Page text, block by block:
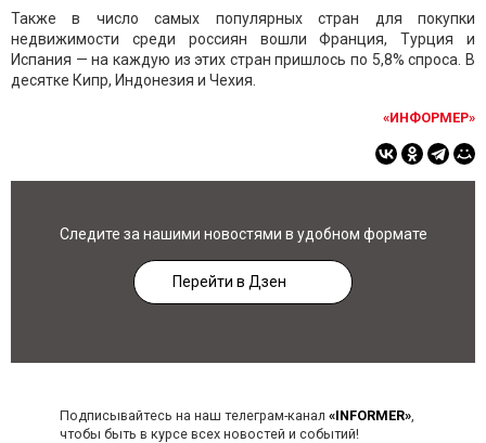
Также в число самых популярных стран для покупки
недвижимости среди россиян вошли Франция, Турция и
Испания — на каждую из этих стран пришлось по 5,8% спроса. В
десятке Кипр, Индонезия и Чехия.
«ИНФОРМЕР»
Следите за нашими новостями в удобном формате
Перейти в Дзен
Подписывайтесь на наш телеграм-канал «INFORMER»,
чтобы быть в курсе всех новостей и событий!